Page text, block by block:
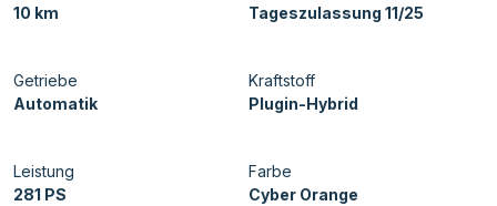
10 km
Tageszulassung 11/25
Getriebe
Automatik
Kraftstoff
Plugin-Hybrid
Leistung
281 PS
Farbe
Cyber Orange